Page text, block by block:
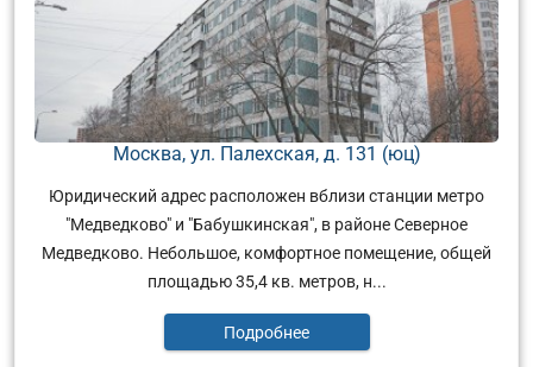
Москва, ул. Палехская, д. 131 (юц)
Юридический адрес расположен вблизи станции метро
"Медведково" и "Бабушкинская", в районе Северное
Медведково. Небольшое, комфортное помещение, общей
площадью 35,4 кв. метров, н...
Подробнее